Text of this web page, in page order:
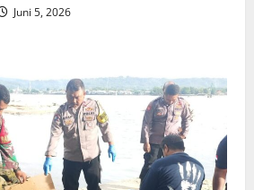
Juni 5, 2026